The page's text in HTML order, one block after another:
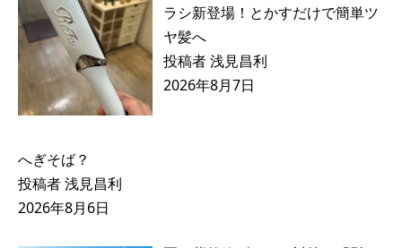
ラシ新登場！とかすだけで簡単ツ
ヤ髪へ
投稿者 浅見昌利
2026年8月7日
へぎそば？
投稿者 浅見昌利
2026年8月6日